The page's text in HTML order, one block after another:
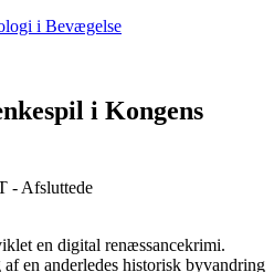
i Bevægelse
i Kongens
- Afsluttede
en digital renæssancekrimi.
en anderledes historisk byvandring